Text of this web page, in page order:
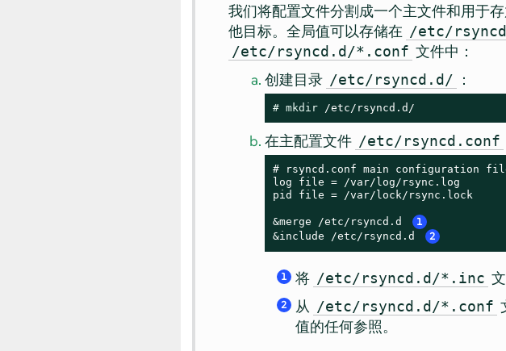
我们将配置文件分割成一个主文件和用于
他目标。全局值可以存储在 /etc/
/etc/rsyncd.d/*.conf 文件中：
创建目录 /etc/rsyncd.d/ ：
# mkdir /etc/rsyncd.d/
在主配置文件 /etc/rsyncd.conf
# rsyncd.conf main configuration
log file = /var/log/rsync.log
pid file = /var/lock/rsync.lock
&merge /etc/rsyncd.d 1
&include /etc/rsyncd.d 2
1 将 /etc/rsyncd.d/*.inc
2 从 /etc/rsyncd.d/*.conf
值的任何参照。